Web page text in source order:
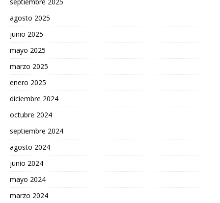
agosto 2025
junio 2025
mayo 2025
marzo 2025
enero 2025
diciembre 2024
octubre 2024
septiembre 2024
agosto 2024
junio 2024
mayo 2024
marzo 2024